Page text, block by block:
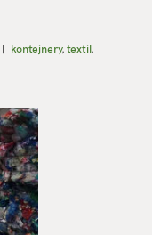
| kontejnery, textil,